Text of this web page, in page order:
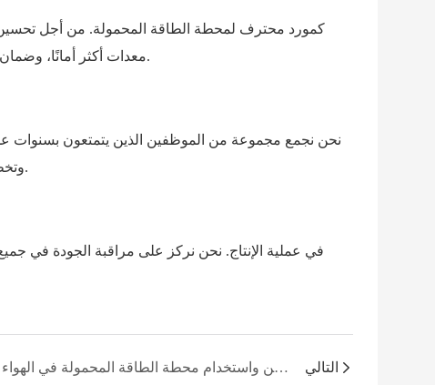
كمورد محترف لمحطة الطاقة المحمولة. من أجل تحسين
معدات أكثر أمانًا، وضمان عملية أكثر موثوقية، ونوفر المزيد من الإمكانيات لتلبية الاحتياجات المختلفة للعملاء.
نحن نجمع مجموعة من الموظفين الذين يتمتعون بسنوات
وتخطيط المناطق، والتقسيم الواضح للعمل، ومواد الإنتاج في سرية تامة لضمان ثقتك بنا.
في عملية الإنتاج. نحن نركز على مراقبة الجودة في جميع
كيفية شحن واستخدام محطة الطاقة المحمولة في الهواء الطلق | iFlowPower التالي